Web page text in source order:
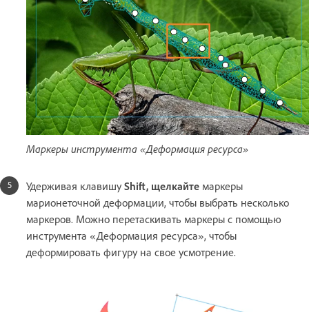
Маркеры инструмента «Деформация ресурса»
Удерживая клавишу Shift, щелкайте маркеры
марионеточной деформации, чтобы выбрать несколько
маркеров. Можно перетаскивать маркеры с помощью
инструмента «Деформация ресурса», чтобы
деформировать фигуру на свое усмотрение.